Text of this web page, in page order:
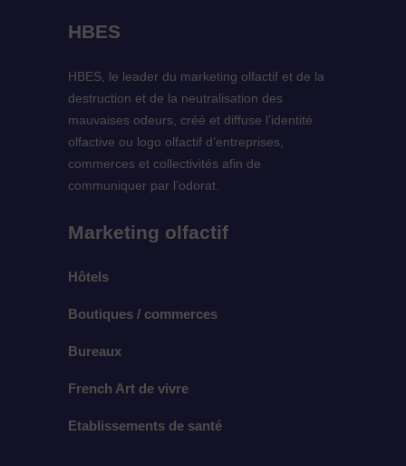
HBES
HBES, le leader du marketing olfactif et de la
destruction et de la neutralisation des
mauvaises odeurs, créé et diffuse l’identité
olfactive ou logo olfactif d’entreprises,
commerces et collectivités afin de
communiquer par l’odorat.
Marketing olfactif
Hôtels
Boutiques / commerces
Bureaux
French Art de vivre
Etablissements de santé